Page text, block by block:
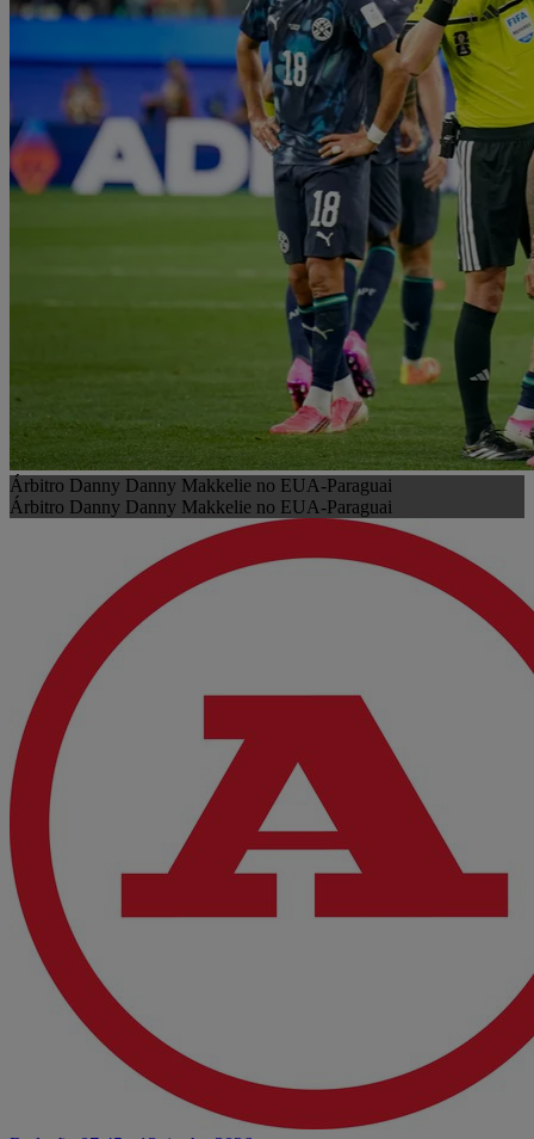
Árbitro Danny Danny Makkelie no EUA-Paraguai
Árbitro Danny Danny Makkelie no EUA-Paraguai